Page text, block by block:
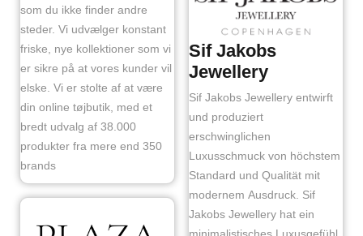
som du ikke finder andre
steder. Vi udvælger konstant
friske, nye kollektioner som vi
er sikre på at vores kunder vil
elske. Vi er stolte af at være
din online tøjbutik, med et
bredt udvalg af 38.000
produkter fra mere end 350
brands
Sif Jakobs
Jewellery
Sif Jakobs Jewellery entwirft
und produziert
erschwinglichen
Luxusschmuck von höchstem
Standard und Qualität mit
modernem Ausdruck. Sif
Jakobs Jewellery hat ein